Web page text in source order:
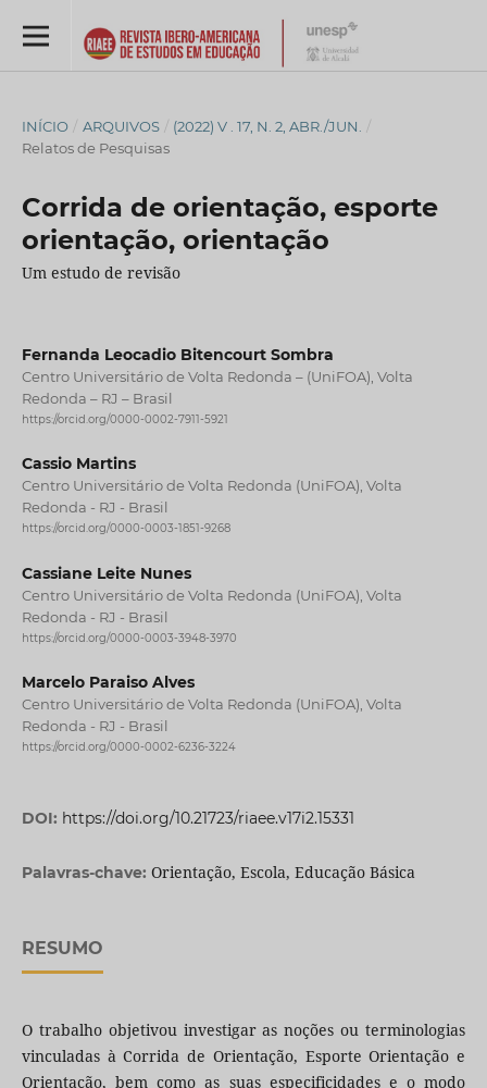
INÍCIO / ARQUIVOS / (2022) V . 17, N. 2, ABR./JUN.
/
Relatos de Pesquisas
Corrida de orientação, esporte
orientação, orientação
Um estudo de revisão
Fernanda Leocadio Bitencourt Sombra
Centro Universitário de Volta Redonda – (UniFOA), Volta
Redonda – RJ – Brasil
https://orcid.org/0000-0002-7911-5921
Cassio Martins
Centro Universitário de Volta Redonda (UniFOA), Volta
Redonda - RJ - Brasil
https://orcid.org/0000-0003-1851-9268
Cassiane Leite Nunes
Centro Universitário de Volta Redonda (UniFOA), Volta
Redonda - RJ - Brasil
https://orcid.org/0000-0003-3948-3970
Marcelo Paraiso Alves
Centro Universitário de Volta Redonda (UniFOA), Volta
Redonda - RJ - Brasil
https://orcid.org/0000-0002-6236-3224
DOI: https://doi.org/10.21723/riaee.v17i2.15331
Palavras-chave: Orientação, Escola, Educação Básica
RESUMO
O trabalho objetivou investigar as noções ou terminologias
vinculadas à Corrida de Orientação, Esporte Orientação e
Orientação, bem como as suas especificidades e o modo